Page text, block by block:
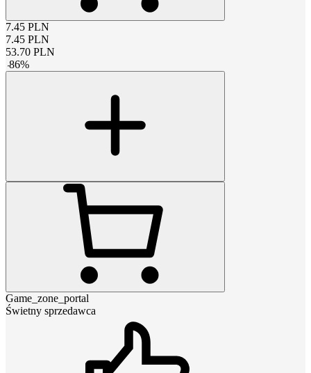
7.45 PLN
7.45 PLN
53.70 PLN
-86%
Game_zone_portal
Świetny sprzedawca